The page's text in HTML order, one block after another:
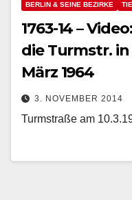
BERLIN & SEINE BEZIRKE
1763-14 –
die Turmstr.
März 1964
3. NOVEMBER 2014
Turmstraße am